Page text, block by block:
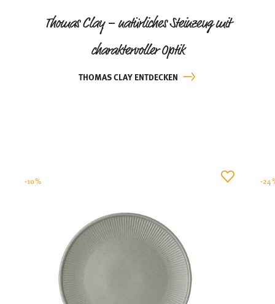
Thomas Clay – natürliches Steinzeug mit
charaktervoller Optik
THOMAS CLAY ENTDECKEN
-10% -